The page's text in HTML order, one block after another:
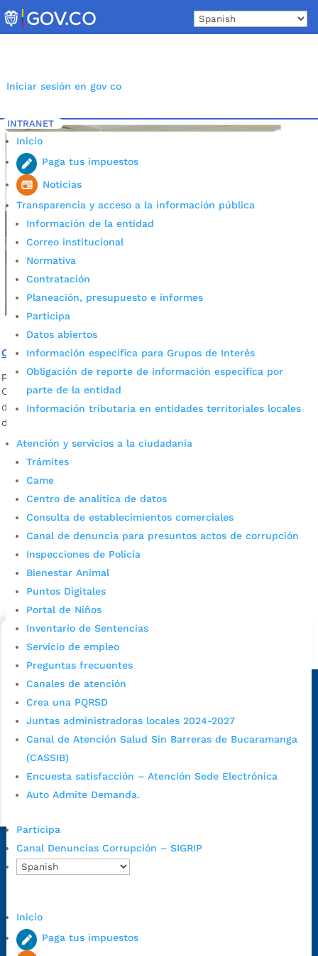
to
content
Iniciar sesión en gov co
INTRANET
Inicio
Paga tus impuestos
Noticias
Transparencia y acceso a la información pública
Información de la entidad
Correo institucional
Normativa
Contratación
Planeación, presupuesto e informes
Participa
Datos abiertos
Información específica para Grupos de Interés
Obligación de reporte de información específica por
parte de la entidad
Información tributaria en entidades territoriales locales
Atención y servicios a la ciudadanía
Trámites
Came
Centro de analítica de datos
Consulta de establecimientos comerciales
Canal de denuncia para presuntos actos de corrupción
Inspecciones de Policía
Bienestar Animal
Puntos Digitales
Portal de Niños
Inventario de Sentencias
Servicio de empleo
Preguntas frecuentes
Canales de atención
Crea una PQRSD
Juntas administradoras locales 2024-2027
Canal de Atención Salud Sin Barreras de Bucaramanga
(CASSIB)
Encuesta satisfacción – Atención Sede Electrónica
Auto Admite Demanda.
Participa
Canal Denuncias Corrupción – SIGRIP
Inicio
Paga tus impuestos
Inicio 5 Etiqueta: Consejo de Seguridad
Capturas en Bucaramanga aumentaron un 25%
por Daniel Leonardo Quintero Duarte|Oct 1, 2021|Noticias
Con el fin de seguir articulando estrategias para combatir el
delito, la Alcaldía de Bucaramanga realizó un nuevo Consejo
de Seguridad.
Cupos Escolares Bucaramanga 2022
Consulta aqui los pasos para inscribirse y solicitar un
Alcaldía de Bucaramanga
Sede principal
Dirección Fase I:Calle 35 # 10-43, Bucaramanga, Santander,
Colombia.
Código Postal:
Horario de Atención: